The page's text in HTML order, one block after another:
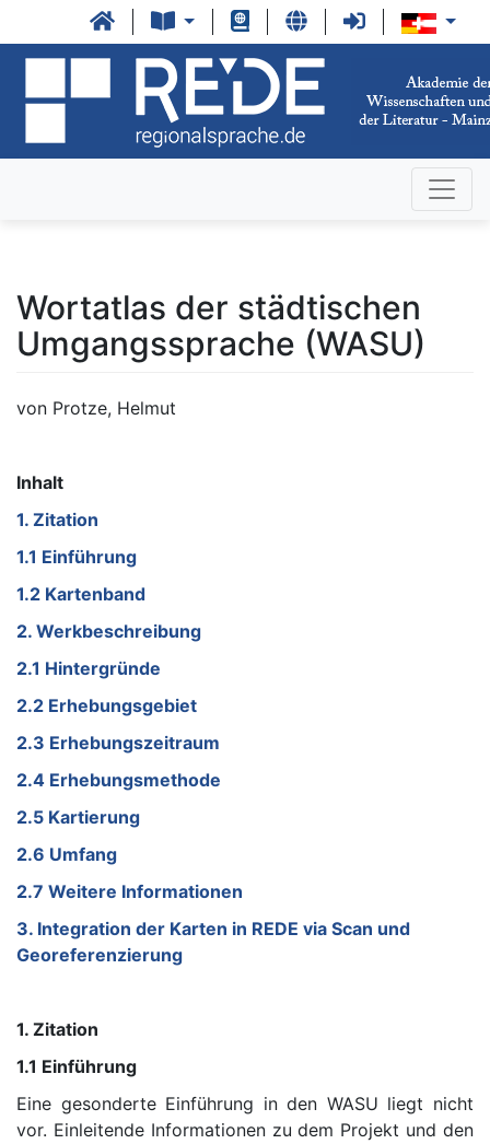
Wortatlas der städtischen
Umgangssprache (WASU)
von Protze, Helmut
Inhalt
1. Zitation
1.1 Einführung
1.2 Kartenband
2. Werkbeschreibung
2.1 Hintergründe
2.2 Erhebungsgebiet
2.3 Erhebungszeitraum
2.4 Erhebungsmethode
2.5 Kartierung
2.6 Umfang
2.7 Weitere Informationen
3. Integration der Karten in REDE via Scan und
Georeferenzierung
1. Zitation
1.1 Einführung
Eine gesonderte Einführung in den WASU liegt nicht
vor. Einleitende Informationen zu dem Projekt und den